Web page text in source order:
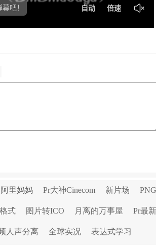
阿里妈妈 Pr大神Cinecom 新片场
式 图片转ICO 月离的万事屋 Pr最
人声分离 全球实况 表达式学习